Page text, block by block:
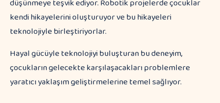
düşünmeye teşvik ediyor. Robotik projelerde çocuklar
kendi hikayelerini oluşturuyor ve bu hikayeleri
teknolojiyle birleştiriyorlar.
Hayal gücüyle teknolojiyi buluşturan bu deneyim,
çocukların gelecekte karşılaşacakları problemlere
yaratıcı yaklaşım geliştirmelerine temel sağlıyor.